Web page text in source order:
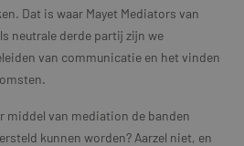
Dat is waar Mayet Mediators van
neutrale derde partij zijn we
van communicatie en het vinden
middel van mediation de banden
kunnen worden? Aarzel niet, en